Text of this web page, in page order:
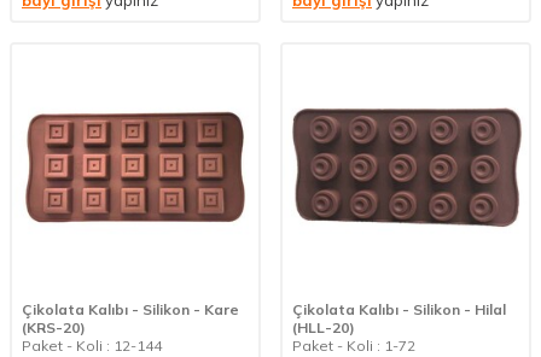
Çikolata Kalıbı - Silikon - Kare
(KRS-20)
Paket - Koli : 12-144
Çikolata Kalıbı - Silikon - Hilal
(HLL-20)
Paket - Koli : 1-72